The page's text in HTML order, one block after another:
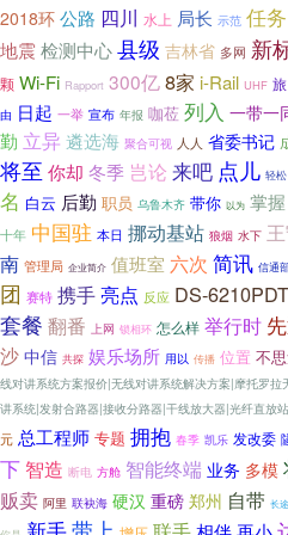
2018环 公路 四川 水上 局长 示范 任务
地震 检测中心县级 吉林省 多网 新
颗 Wi-Fi Rapport 300亿8家 i-Rail UHF 旅
由 日起 一举 宣布 年报 咖莅 列入 一带一
勤 立异 遴选海 聚合可视 人人 省委书记
将至 你却 冬季 岂论 来吧 点儿 轻松
名 白云 后勤 职员 乌鲁木齐 带你 以为 掌握
十年 中国驻 本日 挪动基站 狼烟 水下
南 管理局 企业简介 值班室 六次 简讯 信通
团 赛特 携手亮点 反应 DS-6210PDT
套餐 翻番 上网 锁相环 怎么样 举行时
沙 中信 共探 娱乐场所 用以 传播 位置 不
线对讲系统方案报价|无线对讲系统解决方案|摩托罗
讲系统|发射合路器|接收分路器|干线放大器|光纤直放
元 总工程师 专题 拥抱 春季 凯乐 发改委
下 智造 断电 方舱 智能终端 业务 多模
贩卖 阿里 联袂海 硬汉 重磅 郑州 自带 长途